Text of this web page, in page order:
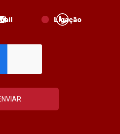
Ligação